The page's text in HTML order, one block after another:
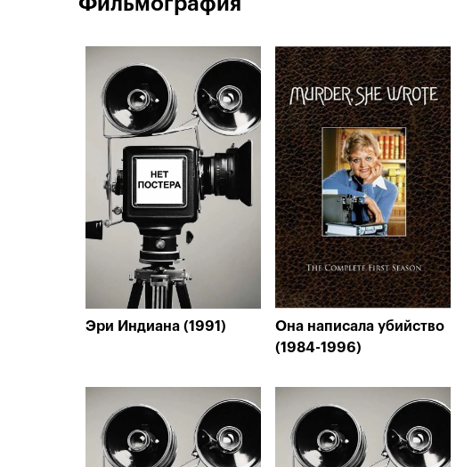
Эри Индиана (1991)
Она написала убийство
(1984-1996)